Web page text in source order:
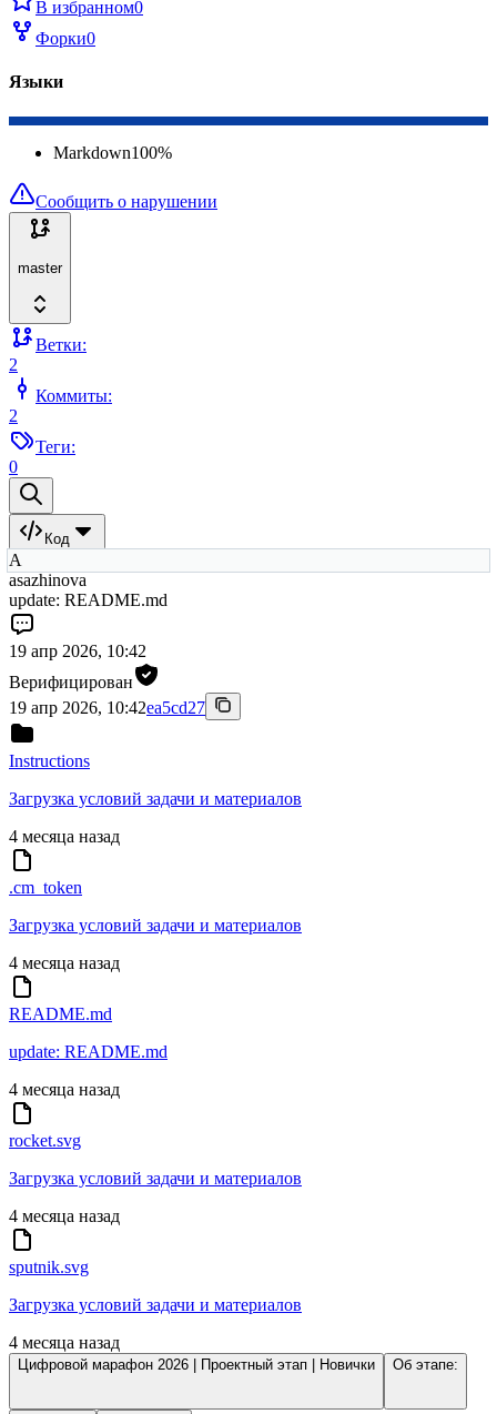
В избранном0
Форки0
Языки
Markdown100%
Сообщить о нарушении
master
Ветки:
2
Коммиты:
2
Теги:
0
Код
A
asazhinova
update: README.md
19 апр 2026, 10:42
Верифицирован
19 апр 2026, 10:42ea5cd27
Instructions
Загрузка условий задачи и материалов
4 месяца назад
.cm_token
Загрузка условий задачи и материалов
4 месяца назад
README.md
update: README.md
4 месяца назад
rocket.svg
Загрузка условий задачи и материалов
4 месяца назад
sputnik.svg
Загрузка условий задачи и материалов
4 месяца назад
Цифровой марафон 2026 | Проектный этап | Новички Об этапе: